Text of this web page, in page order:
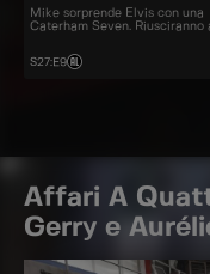
Mike sorprende Elvis con una
Caterham Seven. Riusciranno
S27: E9
Affari A
Gerry e
vecchie auto